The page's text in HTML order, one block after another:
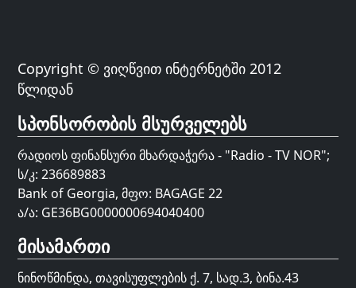
Copyright © ვიღწვით ინტერნეტში 2012
წლიდან
სპონსორობის მსურველებს
რადიოს ფინანსური მხარდაჭერა - "Radio - TV NOR";
ს/კ: 236689883
Bank of Georgia, მფო: BAGAGE 22
ა/ა: GE36BG0000000694040400
მისამართი
ნინოწმინდა, თავისუფლების ქ. 7, სად.3, ბინა.43